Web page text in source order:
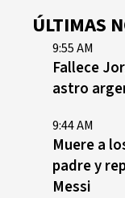
ÚLTIMAS
9:55 AM
Fallece
astro
9:44 AM
Muere a
padre y
Messi